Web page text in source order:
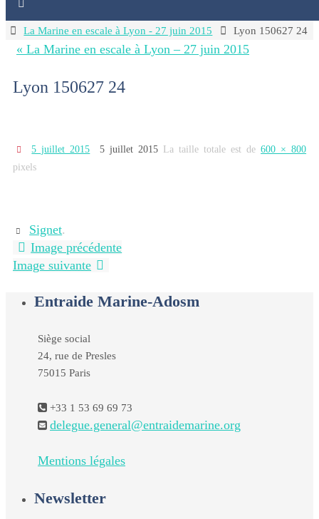
HomeLa Marine en escale à Lyon - 27 juin 2015 Lyon 150627 24
« La Marine en escale à Lyon – 27 juin 2015
Lyon 150627 24
5 juillet 2015 5 juillet 2015 La taille totale est de600 × 800
pixels
Signet.
Image précédente
Image suivante
Entraide Marine-Adosm
Siège social
24, rue de Presles
75015 Paris
+33 1 53 69 69 73
delegue.general@entraidemarine.org
Mentions légales
Newsletter